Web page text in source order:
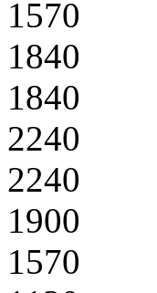
1570
1840
1840
2240
2240
1900
1570